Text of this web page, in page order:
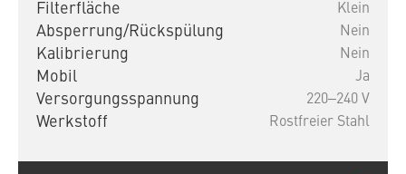
Filterfläche Klein
Absperrung/Rückspülung Nein
Kalibrierung Nein
Mobil Ja
Versorgungsspannung 220‒240 V
Werkstoff Rostfreier Stahl